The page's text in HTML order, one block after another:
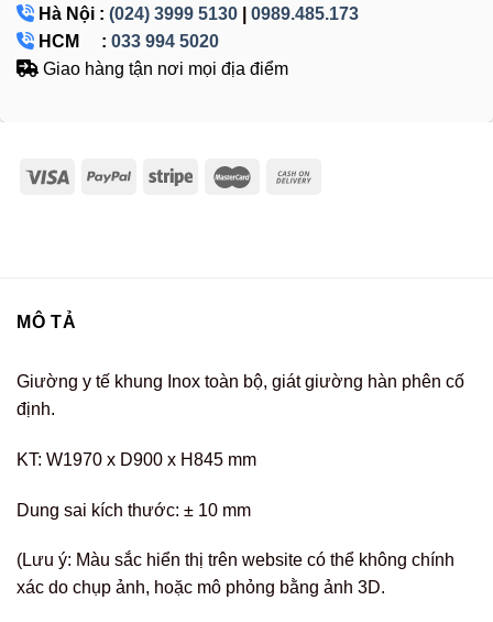
Hà Nội : (024) 3999 5130
0989.485.173
HCM : 033 994 5020
Giao hàng tận nơi mọi địa điểm
MÔ TẢ
Giường y tế khung Inox toàn bộ, giát giường hàn phên cố
định.
KT: W1970 x D900 x H845 mm
Dung sai kích thước: ± 10 mm
(Lưu ý: Màu sắc hiển thị trên website có thể không chính
xác do chụp ảnh, hoặc mô phỏng bằng ảnh 3D.